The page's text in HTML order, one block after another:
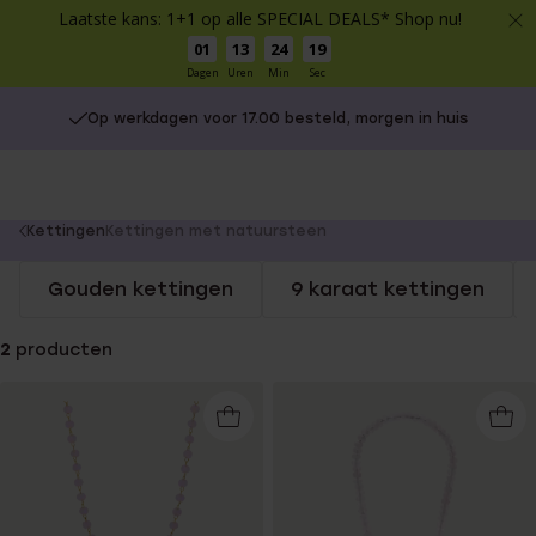
Laatste kans: 1+1 op alle SPECIAL DEALS* Shop nu!
01
Dagen
13
Uren
24
Min
19
Sec
Op werkdagen voor 17.00 besteld, morgen in huis
You
here:
Kettingen Kettingen met natuursteen
Gouden kettingen 9 karaat kettingen
2 producten